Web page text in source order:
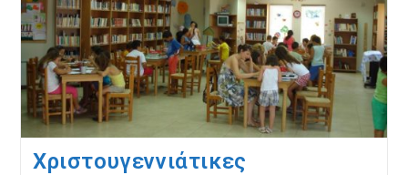
Χριστουγεννιάτικες